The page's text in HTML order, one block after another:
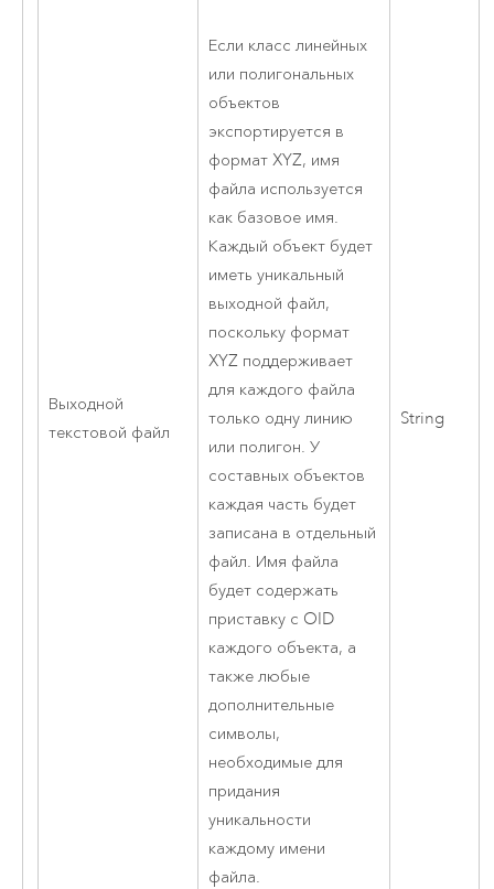
Выходной
текстовой файл
Если класс линейных
или полигональных
объектов
экспортируется в
формат XYZ, имя
файла используется
как базовое имя.
Каждый объект будет
иметь уникальный
выходной файл,
поскольку формат
XYZ поддерживает
для каждого файла
только одну линию
или полигон. У
составных объектов
каждая часть будет
записана в отдельный
файл. Имя файла
будет содержать
приставку с OID
каждого объекта, а
также любые
дополнительные
символы,
необходимые для
придания
уникальности
каждому имени
файла.
String